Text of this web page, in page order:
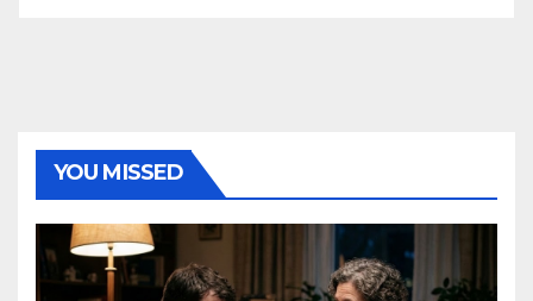
YOU MISSED